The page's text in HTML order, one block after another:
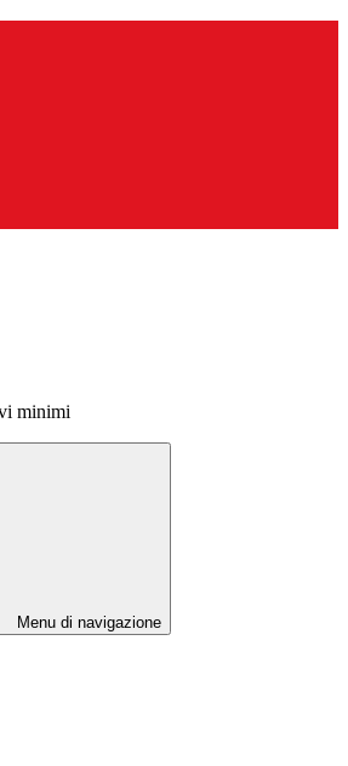
minimi
Menu di navigazione